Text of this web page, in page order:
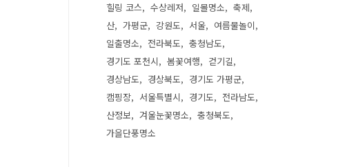
힐링 코스
수상레저 일몰명소
축제
산
가평군 강원도 서울
여름물놀이
일출명소
전라북도
충청남도
경기도 포천시
봄꽃여행
걷기길
경상남도
경상북도
경기도 가평군
캠핑장
서울특별시 경기도
전라남도
산정보
겨울눈꽃명소
충청북도
가을단풍명소